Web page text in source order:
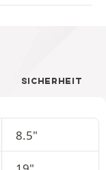
SICHERHEIT
8.5"